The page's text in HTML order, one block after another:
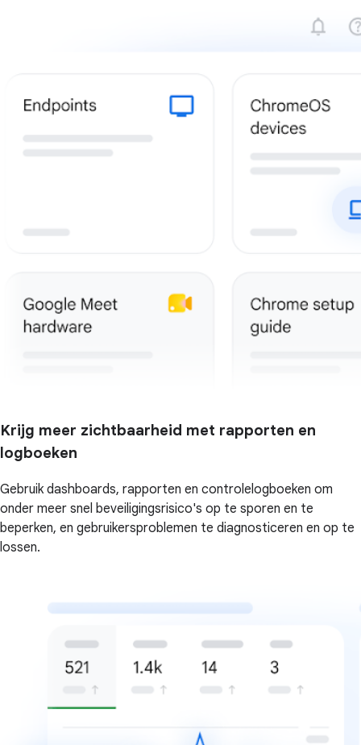
Krijg meer zichtbaarheid met rapporten en
logboeken
Gebruik dashboards, rapporten en controlelogboeken om
onder meer snel beveiligingsrisico's op te sporen en te
beperken, en gebruikersproblemen te diagnosticeren en op te
lossen.